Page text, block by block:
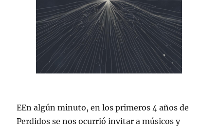
EEn algún minuto, en los primeros 4 años de
Perdidos se nos ocurrió invitar a músicos y